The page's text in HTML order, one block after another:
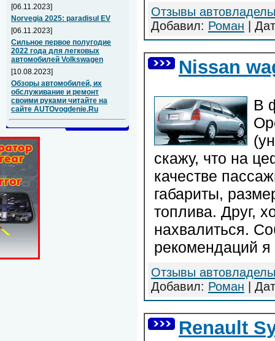
[06.11.2023]
Norvegia 2025: paradisul EV
[06.11.2023]
Сильное первое полугодие
2022 года для легковых
автомобилей Volkswagen
[10.08.2023]
Обзоры автомобилей, их
обслуживание и ремонт
своими руками читайте на
сайте AUTOvogdenie.Ru
Отзывы
Добавил: Роман |
Nissan
В
скажу, что на
качестве
габариты,
топлива. Друг,
нахвалиться.
рекомендаций
Отзывы
Добавил: Роман |
Renault